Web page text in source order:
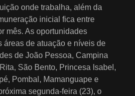
onde trabalha, além da
inicial fica entre
mês. As oportunidades
áreas de atuação e níveis de
de João Pessoa, Campina
São Bento, Princesa Isabel,
Pombal, Mamanguape e
segunda-feira (23), o